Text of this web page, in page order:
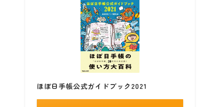
ほぼ日手帳公式ガイドブック2021